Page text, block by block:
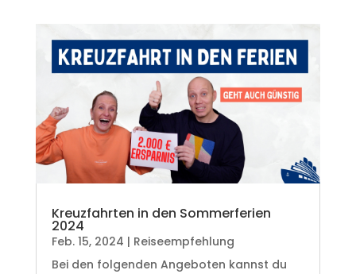
Kreuzfahrten in den Sommerferien
2024
Feb. 15, 2024 | Reiseempfehlung
Bei den folgenden Angeboten kannst du